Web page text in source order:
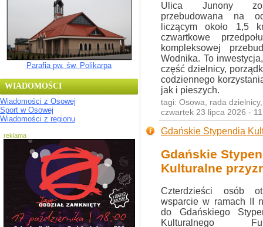
Parafia pw. św. Polikarpa
WIADOMOŚCI
Wiadomości z Osowej
Sport w Osowej
Wiadomości z regionu
reklama
Ulica Junony
przebudowana na
liczącym około 1,5
czwartkowe
kompleksowej
Wodnika. To
część dzielnicy,
codziennego
jak i pieszych.
tagi: Osowa, rada dzielnicy
czwartek 23 lipca 2026 -
Gdańskie Stypendia
Gdańskie
Kulturalne
Czterdzieści osób
wsparcie w ramach II
do Gdańskiego
Kulturalnego